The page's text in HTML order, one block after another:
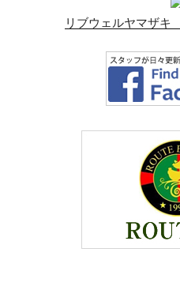
リブウェルヤマザ